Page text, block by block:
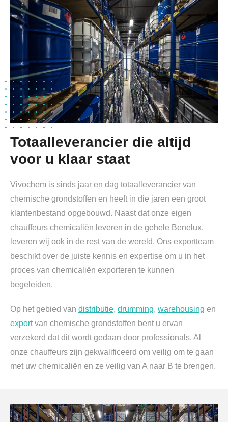
Totaalleverancier die altijd
voor u klaar staat
Vivochem is sinds jaar en dag totaalleverancier van
chemische grondstoffen en heeft in die jaren een groot
klantenbestand opgebouwd. Naast dat onze eigen
chauffeurs chemicaliën leveren in de gehele Benelux,
leveren wij ook in de rest van de wereld. Ons exportteam
beschikt over de juiste kennis en expertise om u in het
proces van chemicaliën exporteren te kunnen
begeleiden.
Op het gebied van distributie, drumming, warehousing en
exportvan chemische grondstoffen bent u ervan
verzekerd dat dit wordt gedaan door professionals. Al
onze chauffeurs zijn gekwalificeerd om veilig om te gaan
met uw chemicaliën en ze veilig van A naar B te brengen.